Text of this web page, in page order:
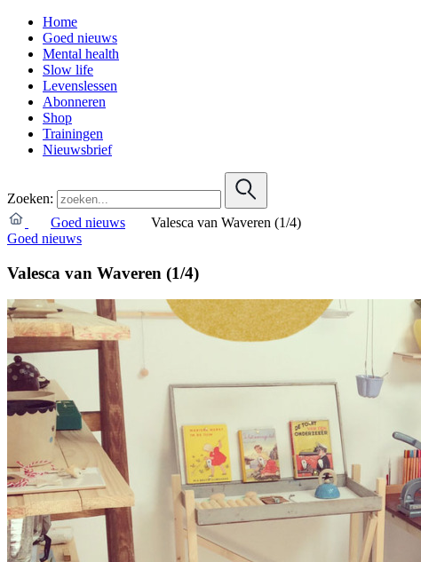
Home
Goed nieuws
Mental health
Slow life
Levenslessen
Abonneren
Shop
Trainingen
Nieuwsbrief
Zoeken:
Goed nieuws
Valesca van Waveren (1/4)
Goed nieuws
Valesca van Waveren (1/4)